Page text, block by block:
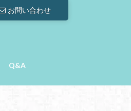
お問い合わせ
Q&A